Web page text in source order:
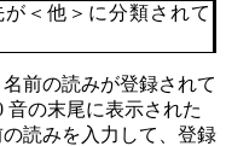
が＜他＞に分類されて
前の読みが登録されて
音の末尾に表示された
読みを入力して、登録